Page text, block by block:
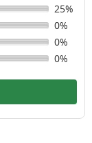
25%
0%
0%
0%